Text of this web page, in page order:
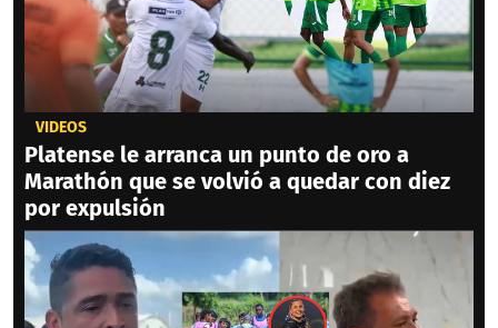
VIDEOS
Platense le arranca un punto de oro a
Marathón que se volvió a quedar con diez
por expulsión